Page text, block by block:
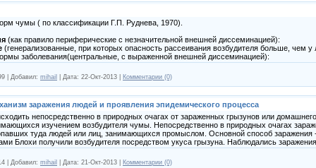
чумы ( по классификации Г.П. Руднева, 1970).
(как правило периферические с незначительной внешней диссеминацией):
(генерализованные, при которых опасность рассеивания возбудителя больше,
заболевания(центральные, с выраженной внешней диссеминацией):
Добавил: mihail Дата: 22-Окт-2013 Комментарии (0)
заражения людей и проявления эпидемического процесса
непосредственно в природных очагах от зараженных грызунов или
изучением возбудителя чумы. Непосредственно в природных очагах
туда людей или лиц, занимающихся промыслом. Основной способ заражения
Блохи получили возбудителя посредством укуса грызуна. Наблюдались
Добавил: mihail Дата: 21-Окт-2013 Комментарии (0)